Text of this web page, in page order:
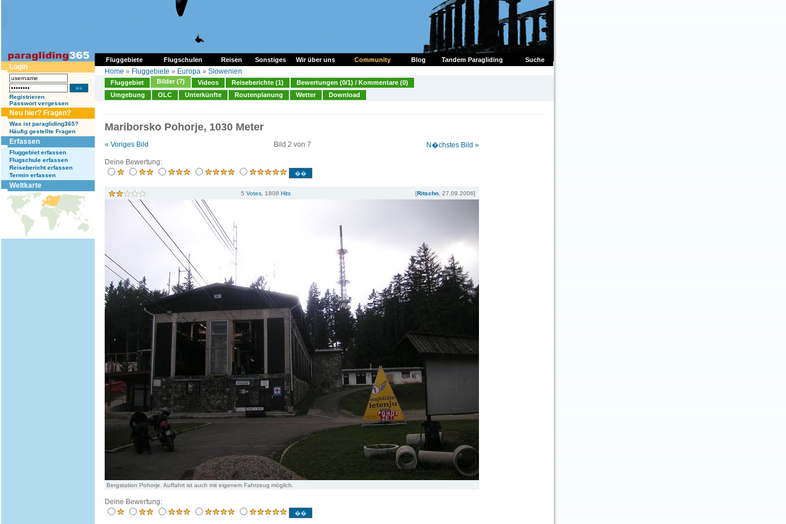
Fluggebiete Flugschulen Reisen Sonstiges Wir über uns Suche
Community Blog Tandem Paragliding
Login
Registrieren
Passwort vergessen
Neu hier? Fragen?
Was ist paragliding365?
Häufig gestellte Fragen
Erfassen
Fluggebiet erfassen
Flugschule erfassen
Reisebericht erfassen
Termin erfassen
Weltkarte
Home » Fluggebiete » Europa » Slowenien
Fluggebiet Bilder (7) Videos Reiseberichte (1)
Bewertungen (0/1) / Kommentare (0)
Umgebung
OLC Unterkünfte Routenplanung Wetter Download
Mariborsko Pohorje, 1030 Meter
« Voriges Bild Bild 2 von 7 N�chstes Bild »
Deine Bewertung:
5 Votes, 1808 Hits [Ritschn , 27.09.2006]
Bergstation Pohorje. Auffahrt ist auch mit eigenem Fahrzeug möglich.
Deine Bewertung: